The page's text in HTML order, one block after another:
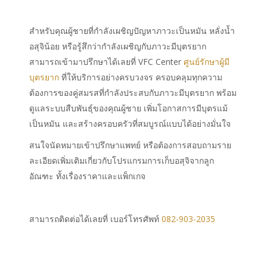
สำหรับคุณผู้ชายที่กำลังเผชิญปัญหาภาวะเป็นหมัน หลั่งน้ำ
อสุจิน้อย หรือรู้สึกว่ากำลังเผชิญกับภาวะมีบุตรยาก
สามารถเข้ามาปรึกษาได้เลยที่ VFC Center ศูนย์รักษาผู้มี
บุตรยาก ที่ให้บริการอย่างครบวงจร ครอบคลุมทุกความ
ต้องการของคู่สมรสที่กำลังประสบกับภาวะมีบุตรยาก พร้อม
ดูแลระบบสืบพันธุ์ของคุณผู้ชาย เพิ่มโอกาสการมีบุตรแม้
เป็นหมัน และสร้างครอบครัวที่สมบูรณ์แบบได้อย่างมั่นใจ
สนใจนัดหมายเข้าปรึกษาแพทย์ หรือต้องการสอบถามราย
ละเอียดเพิ่มเติมเกี่ยวกับโปรแกรมการเก็บอสุจิจากลูก
อัณฑะ ทั้งเรื่องราคาและแพ็กเกจ
สามารถติดต่อได้เลยที่ เบอร์โทรศัพท์ 082-903-2035